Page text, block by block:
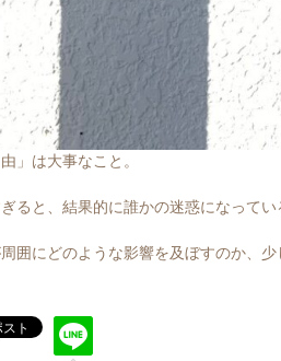
」は大事なこと。
ると、結果的に誰かの迷惑になってい
囲にどのような影響を及ぼすのか、